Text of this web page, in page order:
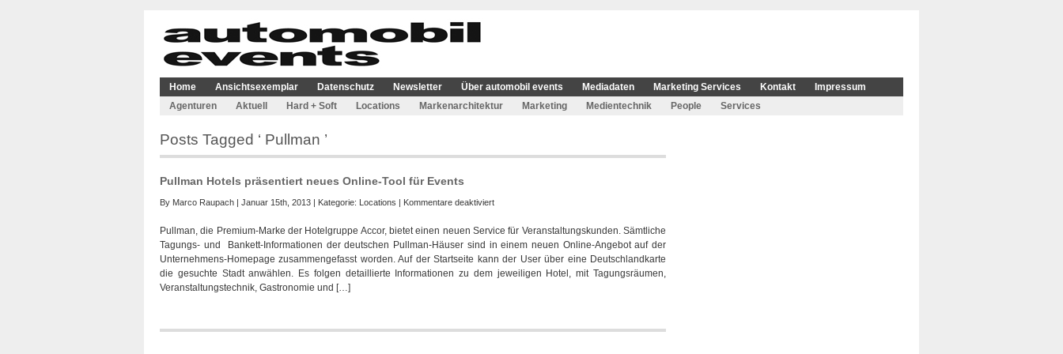
Home Ansichtsexemplar Datenschutz Newsletter Über automobil events Mediadaten Marketing Services Kontakt
Impressum
Agenturen
Aktuell Hard + Soft Locations Markenarchitektur Marketing Medientechnik People Services
Posts Tagged ‘ Pullman ’
Pullman Hotels präsentiert neues Online-Tool für Events
By Marco Raupach | Januar 15th, 2013 | Kategorie: Locations | Kommentare deaktiviertfür
Hotels
präsentiert
neues
Online-
Pullman, die Premium-Marke der Hotelgruppe Accor, bietet einen neuen Service für Veranstaltungskunden. Sämtliche
Tagungs- und Bankett-Informationen der deutschen Pullman-Häuser sind in einem neuen Online-Angebot auf der
Unternehmens-Homepage zusammengefasst worden. Auf der Startseite kann der User über eine Deutschlandkarte
die gesuchte Stadt anwählen. Es folgen detaillierte Informationen zu dem jeweiligen Hotel, mit Tagungsräumen,
Veranstaltungstechnik, Gastronomie und […]